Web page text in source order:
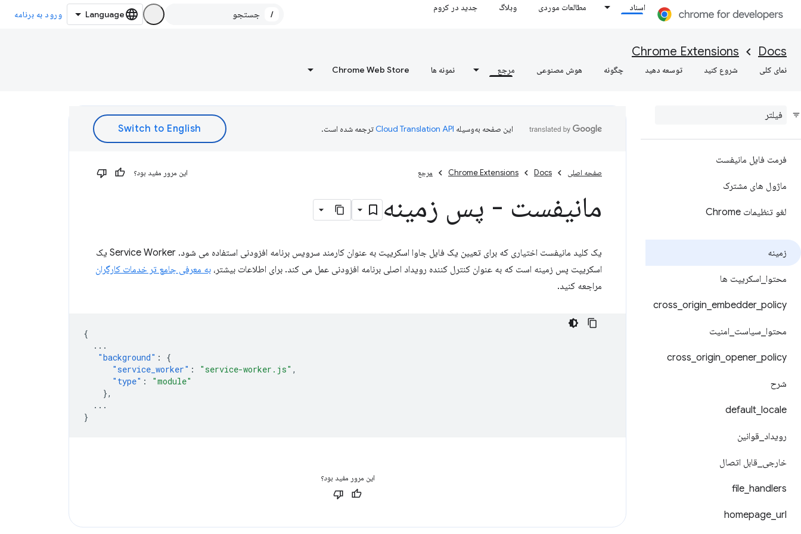
اسناد مطالعات موردی وبلاگ جدید در کروم
/ ورود به برنامه
Docs
Chrome Extensions
نمای کلی شروع کنید توسعه دهید چگونه هوش مصنوعی مرجع نمونه ها Chrome Web Store
فرمت فایل مانیفست
ماژول های مشترک
لغو تنظیمات Chrome
زمینه
محتوا اسکریپت ها
cross origin embedder_ policy
محتوا سیاست امنیت
cross origin opener_ policy
شرح
default locale
رویداد قوانین
خارجی قابل اتصال
file handlers
homepage url
این صفحه به‌وسیله ترجمه شده است.
صفحه اصلی Docs
Chrome Extensions مرجع این مرور مفید بود؟
مانیفست - پس زمینه
یک کلید مانیفست اختیاری که برای تعیین یک فایل جاوا اسکریپت به عنوان کارمند سرویس برنامه افزودنی استفاده می شود. Service Worker یک
اسکریپت پس زمینه است که به عنوان کنترل کننده رویداد اصلی برنامه افزودنی عمل می کند. برای اطلاعات بیشتر، به معرفی جامع تر خدمات کارگران
مراجعه کنید.
{
...
"background" :
{
"service_worker" : "service-worker.js" ,
"type" :
"module"
},
...
}
این مرور مفید بود؟